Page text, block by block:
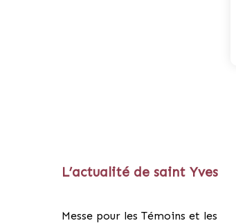
L’actualité de saint Yves
Messe pour les Témoins et les